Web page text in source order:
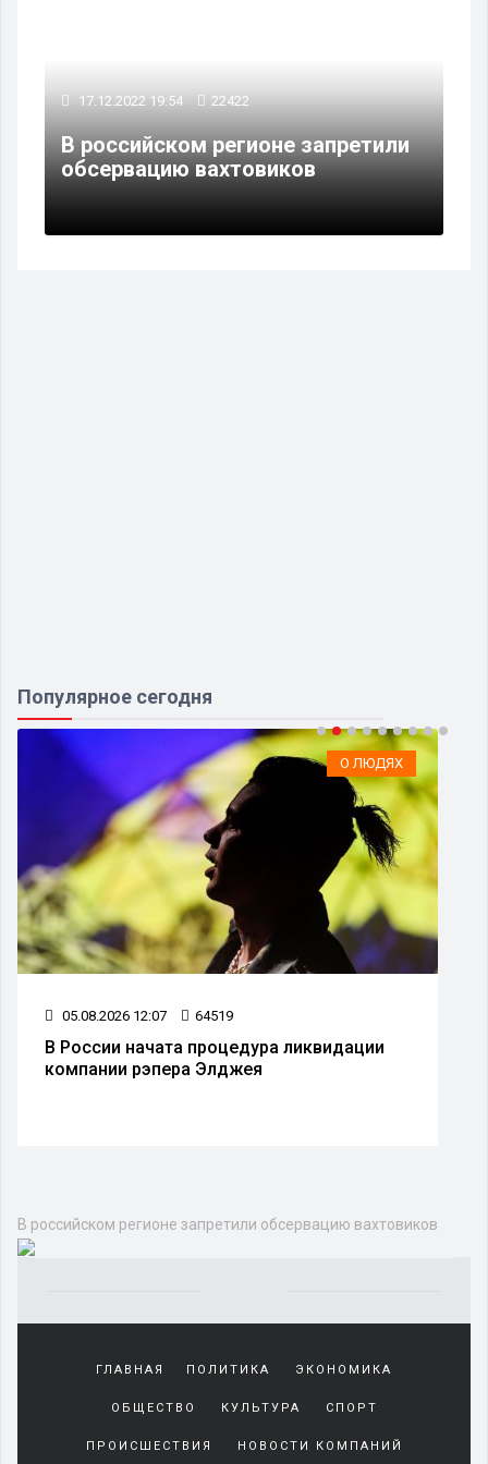
17.12.2022 19:54 22422
В российском регионе запретили
обсервацию вахтовиков
Популярное сегодня
О ЛЮДЯХ
05.08.2026 12:07 64519
В России начата процедура ликвидации
компании рэпера Элджея
В российском регионе запретили обсервацию вахтовиков
sürekli
beraber
geçirerek
ГЛАВНАЯ ПОЛИТИКА ЭКОНОМИКА
ОБЩЕСТВО КУЛЬТУРА СПОРТ
ПРОИСШЕСТВИЯ НОВОСТИ КОМПАНИЙ